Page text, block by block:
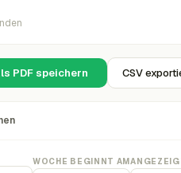
PDF speichern CSV
WOCHE BEGINNT AM